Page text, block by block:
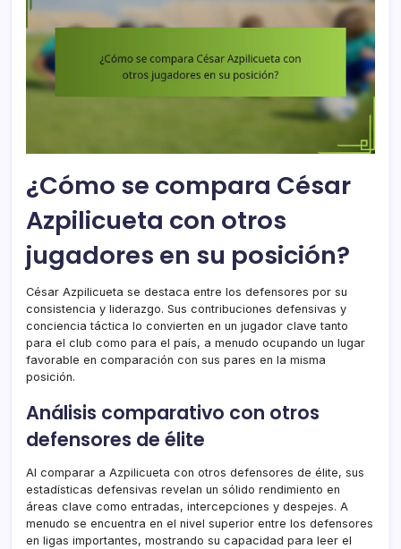
¿Cómo se compara César
Azpilicueta con otros
jugadores en su posición?
César Azpilicueta se destaca entre los defensores por su
consistencia y liderazgo. Sus contribuciones defensivas y
conciencia táctica lo convierten en un jugador clave tanto
para el club como para el país, a menudo ocupando un lugar
favorable en comparación con sus pares en la misma
posición.
Análisis comparativo con otros
defensores de élite
Al comparar a Azpilicueta con otros defensores de élite, sus
estadísticas defensivas revelan un sólido rendimiento en
áreas clave como entradas, intercepciones y despejes. A
menudo se encuentra en el nivel superior entre los defensores
en ligas importantes, mostrando su capacidad para leer el